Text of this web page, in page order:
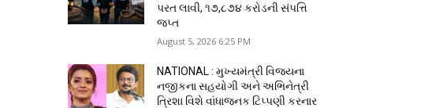
પરત લાવી, ₹૧૭,૮૭૪ કરોડની સંપત્તિ
જપ્ત
August 5, 2026 6:25 PM
NATIONAL : મુખ્યમંત્રી વિજયના
નજીકના સહયોગી અને અભિનેત્રી
ત્રિશા વિશે વાંધાજનક ટિપ્પણી કરનાર